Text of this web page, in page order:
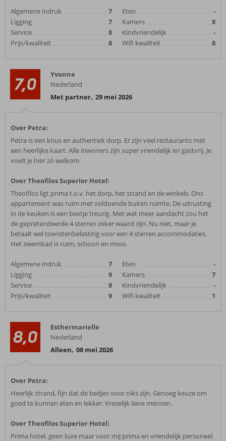
Algemene indruk
7
Ligging
7
Service
8
Prijs/kwaliteit
8
Eten
-
Kamers
8
Kindvriendelijk
-
Wifi kwaliteit
8
7,0
Yvonne
Nederland
Met partner, 29 mei 2026
Over Petra:
Petra is een knus en authentiek dorp. Er zijn veel restaurants met
een heerlijke kaart. Alle inwoners zijn super vriendelijk en gastvrij. Je
voelt je hier zò welkom.
Over Theofilos Superior Hotel:
Theofilos ligt prima t.o.v. het dorp, het strand en de winkels. Ons
appartement was ruim met voldoende buiten ruimte. De uitrusting
in de keuken is een beetje treurig. Met wat meer aandacht zou het
de gepretendeerde 4 sterren zeker waard zijn. Nu niet, maar je
betaalt wel toeristenbelasting voor een 4 sterren accommodaties.
Het zwembad is ruim, schoon en mooi.
Algemene indruk
7
Ligging
9
Service
8
Prijs/kwaliteit
9
Eten
-
Kamers
7
Kindvriendelijk
-
Wifi kwaliteit
1
8,0
Esthermarielle
Nederland
Alleen, 08 mei 2026
Over Petra:
Heerlijk strand, fijn dat de bedjes voor niks zijn. Genoeg keuze om
goed te kunnen eten en lekker. Vreselijk lieve mensen.
Over Theofilos Superior Hotel:
Prima hotel, geen luxe maar voor mij prima en vriendelijk personeel.